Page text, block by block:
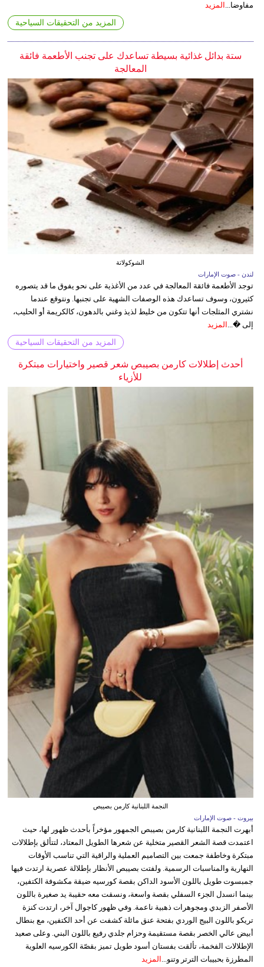
مفاوضا... المزيد
المزيد من التحقيقات السياحية
ستة بدائل غذائية بسيطة تساعدك على تجنب الأطعمة فائقة
المعالجة
الشوكولاتة
لندن - صوت الإمارات
توجد الأطعمة فائقة المعالجة في عدد من الأغذية على نحو يفوق ما قد يتصوره
كثيرون، وسوف تساعدك هذه الوصفات الشهية على تجنبها. ونتوقع عندما
نشتري المثلجات أنها تتكون من خليط لذيذ وغني بالدهون، كالكريمة أو الحليب،
إلى �... المزيد
المزيد من التحقيقات السياحية
أحدث إطلالات كارمن بصيبص شعر قصير واختيارات مبتكرة
للأزياء
النجمة اللبنانية كارمن بصيبص
بيروت - صوت الإمارات
أبهرت النجمة اللبنانية كارمن بصيبص الجمهور مؤخراً بأحدث ظهور لها، حيث
اعتمدت قصة الشعر القصير متخلية عن شعرها الطويل المعتاد، لتتألق بإطلالات
مبتكرة وخاطفة جمعت بين التصاميم العملية والراقية التي تناسب الأوقات
النهارية والمناسبات الرسمية. ولفتت بصيبص الأنظار بإطلالة عصرية ارتدت فيها
جمبسوت طويل باللون الأسود الداكن بقصة كورسيه ضيقة مكشوفة الكتفين،
بينما انسدل الجزء السفلي بقصة واسعة، ونسقت معه حقيبة يد صغيرة باللون
الأصفر الزبدي ومجوهرات ذهبية ناعمة. وفي ظهور كاجوال آخر، ارتدت كنزة
تريكو باللون البيج الوردي بفتحة عنق مائلة كشفت عن أحد الكتفين، مع بنطال
أبيض عالي الخصر بقصة مستقيمة وحزام جلدي رفيع باللون البني. وعلى صعيد
الإطلالات الفخمة، تألقت بفستان أسود طويل تميز بقصّة الكورسيه العلوية
المطرزة بحبيبات الترتر وتنو... المزيد